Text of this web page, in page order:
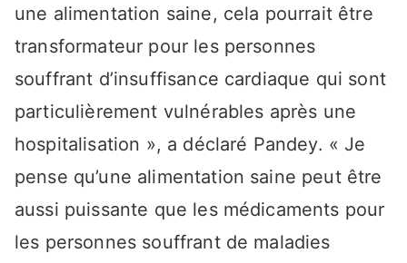
une alimentation saine, cela pourrait être
transformateur pour les personnes
souffrant d’insuffisance cardiaque qui sont
particulièrement vulnérables après une
hospitalisation », a déclaré Pandey. « Je
pense qu’une alimentation saine peut être
aussi puissante que les médicaments pour
les personnes souffrant de maladies